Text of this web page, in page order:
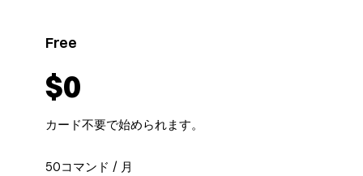
Free
$0
カード不要で始められます。
50コマンド / 月